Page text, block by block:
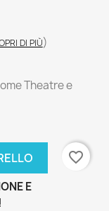
DI PIÙ)
Theatre e
favorite_border
E